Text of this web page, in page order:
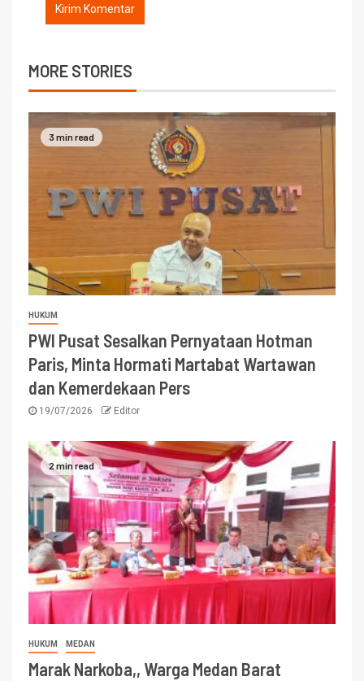
MORE STORIES
3 min read
HUKUM
PWI Pusat Sesalkan Pernyataan Hotman
Paris, Minta Hormati Martabat Wartawan
dan Kemerdekaan Pers
19/07/2026 Editor
2 min read
HUKUM MEDAN
Marak Narkoba,, Warga Medan Barat